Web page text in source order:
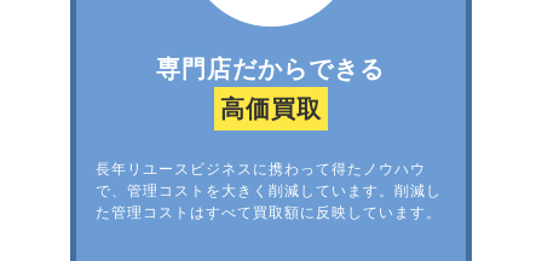
専門店だからできる
高価買取
長年リユースビジネスに携わって得たノウハウ
で、管理コストを大きく削減しています。削減し
た管理コストはすべて買取額に反映しています。